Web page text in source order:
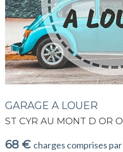
GARAGE A LOUER
ST CYR AU MONT D OR
68 € charges comprises par